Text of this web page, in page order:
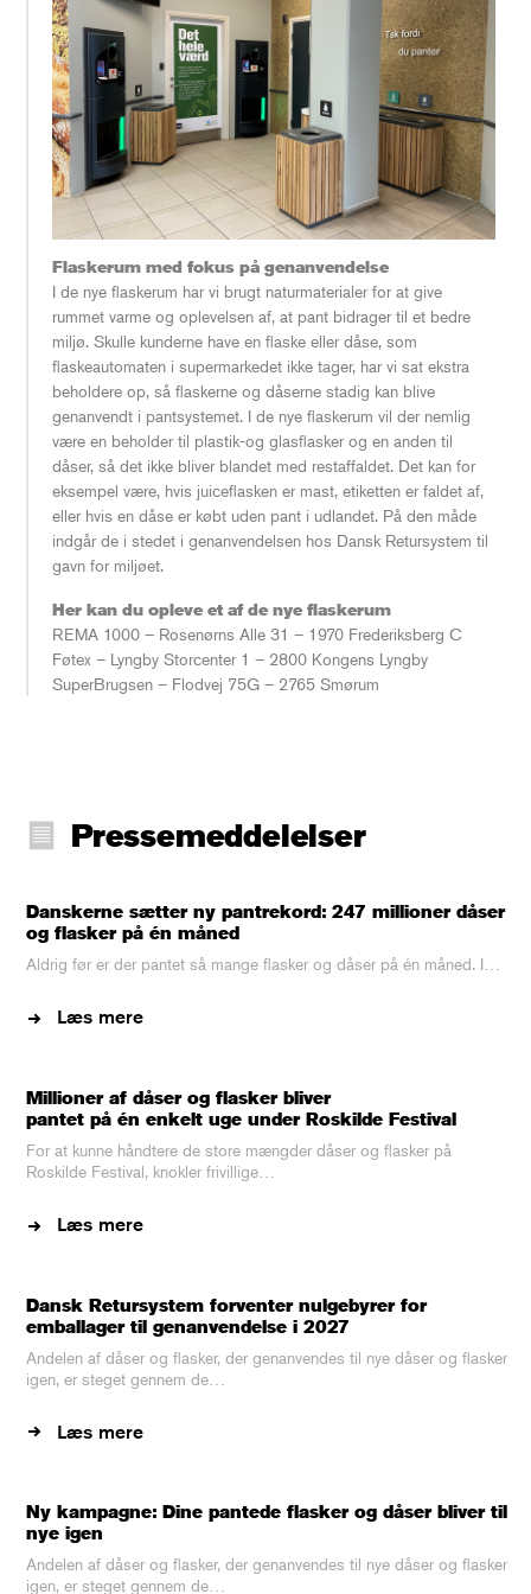
Flaskerum med fokus på genanvendelse
I de nye flaskerum har vi brugt naturmaterialer for at give
rummet varme og oplevelsen af, at pant bidrager til et bedre
miljø. Skulle kunderne have en flaske eller dåse, som
flaskeautomaten i supermarkedet ikke tager, har vi sat ekstra
beholdere op, så flaskerne og dåserne stadig kan blive
genanvendt i pantsystemet. I de nye flaskerum vil der nemlig
være en beholder til plastik-og glasflasker og en anden til
dåser, så det ikke bliver blandet med restaffaldet. Det kan for
eksempel være, hvis juiceflasken er mast, etiketten er faldet af,
eller hvis en dåse er købt uden pant i udlandet. På den måde
indgår de i stedet i genanvendelsen hos Dansk Retursystem til
gavn for miljøet.
Her kan du opleve et af de nye flaskerum
REMA 1000 – Rosenørns Alle 31 – 1970 Frederiksberg C
Føtex – Lyngby Storcenter 1 – 2800 Kongens Lyngby
SuperBrugsen – Flodvej 75G – 2765 Smørum
Pressemeddelelser
Danskerne sætter ny pantrekord: 247 millioner dåser
og flasker på én måned
Aldrig før er der pantet så mange flasker og dåser på én måned. I…
Læs mere
Millioner af dåser og flasker bliver
pantet på én enkelt uge under Roskilde Festival
For at kunne håndtere de store mængder dåser og flasker på
Roskilde Festival, knokler frivillige…
Læs mere
Dansk Retursystem forventer nulgebyrer for
emballager til genanvendelse i 2027
Andelen af dåser og flasker, der genanvendes til nye dåser og flasker
igen, er steget gennem de…
Læs mere
Ny kampagne: Dine pantede flasker og dåser bliver til
nye igen
Andelen af dåser og flasker, der genanvendes til nye dåser og flasker
igen, er steget gennem de…